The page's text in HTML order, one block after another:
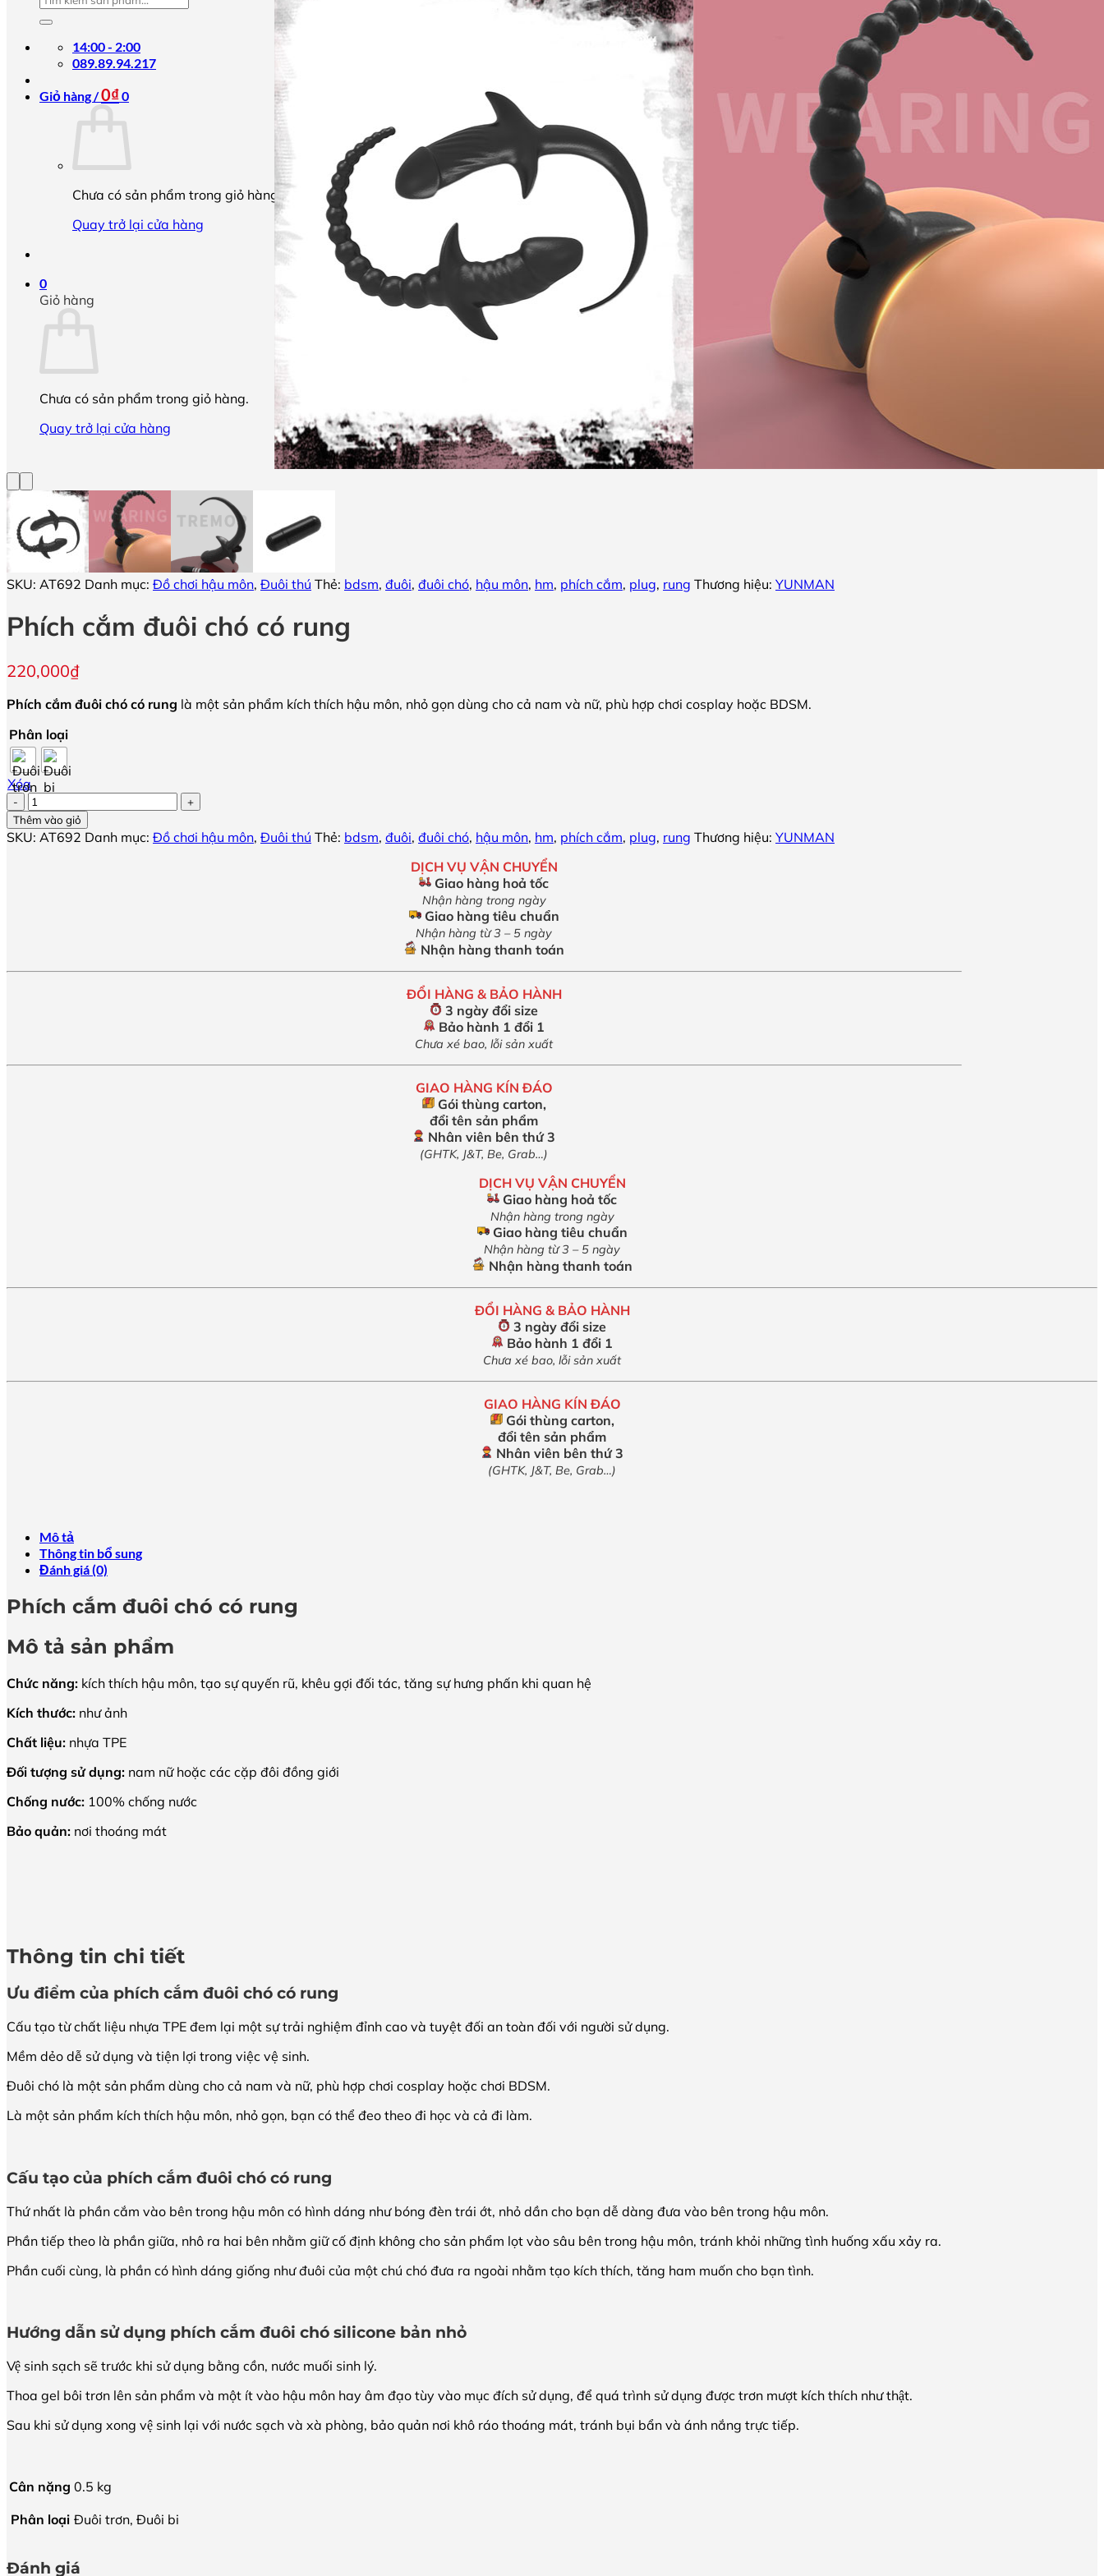
14:00 - 2:00
089.89.94.217
Giỏ hàng /0₫0
Chưa có sản phẩm trong giỏ hàng.
Quay trở lại cửa hàng
0
Giỏ hàng
Chưa có sản phẩm trong giỏ hàng.
Quay trở lại cửa hàng
SKU: AT692 Danh mục: Đồ chơi hậu môn, Đuôi thú Thẻ: bdsm, đuôi, đuôi chó, hậu môn, hm, phích cắm, plug, rung Thương hiệu: YUNMAN
Phích cắm đuôi chó có rung
220,000₫
Phích cắm đuôi chó có rung là một sản phẩm kích thích hậu môn, nhỏ gọn dùng cho cả nam và nữ, phù hợp chơi cosplay hoặc BDSM.
Phân loại
Xóa
Phích
cắm
đuôi
Thêm vào giỏ
SKU: AT692 Danh mục: Đồ chơi hậu môn, Đuôi thú Thẻ: bdsm, đuôi, đuôi chó, hậu môn, hm, phích cắm, plug, rung Thương hiệu: YUNMAN
DỊCH VỤ VẬN CHUYỂN
Giao hàng hoả tốc
Nhận hàng trong ngày
Giao hàng tiêu chuẩn
Nhận hàng từ 3 – 5 ngày
Nhận hàng thanh toán
ĐỔI HÀNG & BẢO HÀNH
3 ngày đổi size
Bảo hành 1 đổi 1
Chưa xé bao, lỗi sản xuất
GIAO HÀNG KÍN ĐÁO
Gói thùng carton,
đổi tên sản phẩm
Nhân viên bên thứ 3
(GHTK, J&T, Be, Grab…)
DỊCH VỤ VẬN CHUYỂN
Giao hàng hoả tốc
Nhận hàng trong ngày
Giao hàng tiêu chuẩn
Nhận hàng từ 3 – 5 ngày
Nhận hàng thanh toán
ĐỔI HÀNG & BẢO HÀNH
3 ngày đổi size
Bảo hành 1 đổi 1
Chưa xé bao, lỗi sản xuất
GIAO HÀNG KÍN ĐÁO
Gói thùng carton,
đổi tên sản phẩm
Nhân viên bên thứ 3
(GHTK, J&T, Be, Grab…)
Mô tả
Thông tin bổ sung
Đánh giá (0)
Phích cắm đuôi chó có rung
Mô tả sản phẩm
Chức năng: kích thích hậu môn, tạo sự quyến rũ, khêu gợi đối tác, tăng sự hưng phấn khi quan hệ
Kích thước: như ảnh
Chất liệu: nhựa TPE
Đối tượng sử dụng: nam nữ hoặc các cặp đôi đồng giới
Chống nước: 100% chống nước
Bảo quản: nơi thoáng mát
Thông tin chi tiết
Ưu điểm của phích cắm đuôi chó có rung
Cấu tạo từ chất liệu nhựa TPE đem lại một sự trải nghiệm đỉnh cao và tuyệt đối an toàn đối với người sử dụng.
Mềm dẻo dễ sử dụng và tiện lợi trong việc vệ sinh.
Đuôi chó là một sản phẩm dùng cho cả nam và nữ, phù hợp chơi cosplay hoặc chơi BDSM.
Là một sản phẩm kích thích hậu môn, nhỏ gọn, bạn có thể đeo theo đi học và cả đi làm.
Cấu tạo của phích cắm đuôi chó có rung
Thứ nhất là phần cắm vào bên trong hậu môn có hình dáng như bóng đèn trái ớt, nhỏ dần cho bạn dễ dàng đưa vào bên trong hậu môn.
Phần tiếp theo là phần giữa, nhô ra hai bên nhằm giữ cố định không cho sản phẩm lọt vào sâu bên trong hậu môn, tránh khỏi những tình huống xấu xảy ra.
Phần cuối cùng, là phần có hình dáng giống như đuôi của một chú chó đưa ra ngoài nhằm tạo kích thích, tăng ham muốn cho bạn tình.
Hướng dẫn sử dụng phích cắm đuôi chó silicone bản nhỏ
Vệ sinh sạch sẽ trước khi sử dụng bằng cồn, nước muối sinh lý.
Thoa gel bôi trơn lên sản phẩm và một ít vào hậu môn hay âm đạo tùy vào mục đích sử dụng, để quá trình sử dụng được trơn mượt kích thích như thật.
Sau khi sử dụng xong vệ sinh lại với nước sạch và xà phòng, bảo quản nơi khô ráo thoáng mát, tránh bụi bẩn và ánh nắng trực tiếp.
Cân nặng 0.5 kg
Phân loại Đuôi trơn, Đuôi bi
Đánh giá